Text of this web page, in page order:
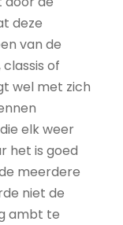
deze
van de
of
wel met zich
elk weer
het is goed
meerdere
niet de
ambt te